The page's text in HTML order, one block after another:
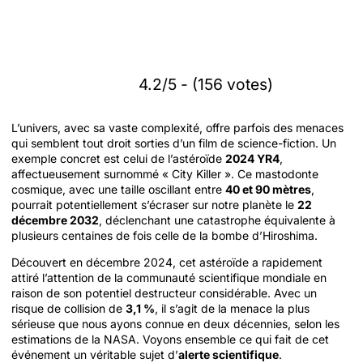
4.2/5 - (156 votes)
L’univers, avec sa vaste complexité, offre parfois des menaces
qui semblent tout droit sorties d’un film de science-fiction. Un
exemple concret est celui de l’astéroïde 2024 YR4,
affectueusement surnommé « City Killer ». Ce mastodonte
cosmique, avec une taille oscillant entre 40 et 90 mètres,
pourrait potentiellement s’écraser sur notre planète le 22
décembre 2032, déclenchant une catastrophe équivalente à
plusieurs centaines de fois celle de la bombe d’Hiroshima.
Découvert en décembre 2024, cet astéroïde a rapidement
attiré l’attention de la communauté scientifique mondiale en
raison de son potentiel destructeur considérable. Avec un
risque de collision de 3,1 %, il s’agit de la menace la plus
sérieuse que nous ayons connue en deux décennies, selon les
estimations de la NASA. Voyons ensemble ce qui fait de cet
événement un véritable sujet d’alerte scientifique.